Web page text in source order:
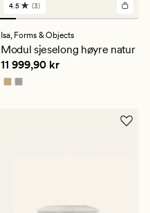
3
anmeldelser
med
en
gjennomsnittlig
vurdering
på
4.5
4.5 (3)
Isa, Forms & Objects
Modul sjeselong høyre natur
Pris 11 999,90 kr
11 999,90 kr